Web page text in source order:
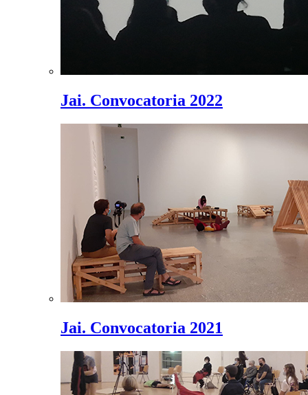
Jai. Convocatoria 2022
Jai. Convocatoria 2021